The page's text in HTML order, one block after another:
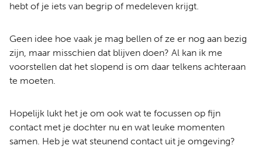
hebt of je iets van begrip of medeleven krijgt.
Geen idee hoe vaak je mag bellen of ze er nog aan bezig
zijn, maar misschien dat blijven doen? Al kan ik me
voorstellen dat het slopend is om daar telkens achteraan
te moeten.
Hopelijk lukt het je om ook wat te focussen op fijn
contact met je dochter nu en wat leuke momenten
samen. Heb je wat steunend contact uit je omgeving?